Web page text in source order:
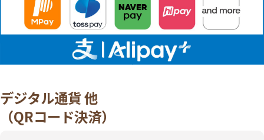
デジタル通貨 他
（QRコード決済）